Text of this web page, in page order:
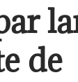
de